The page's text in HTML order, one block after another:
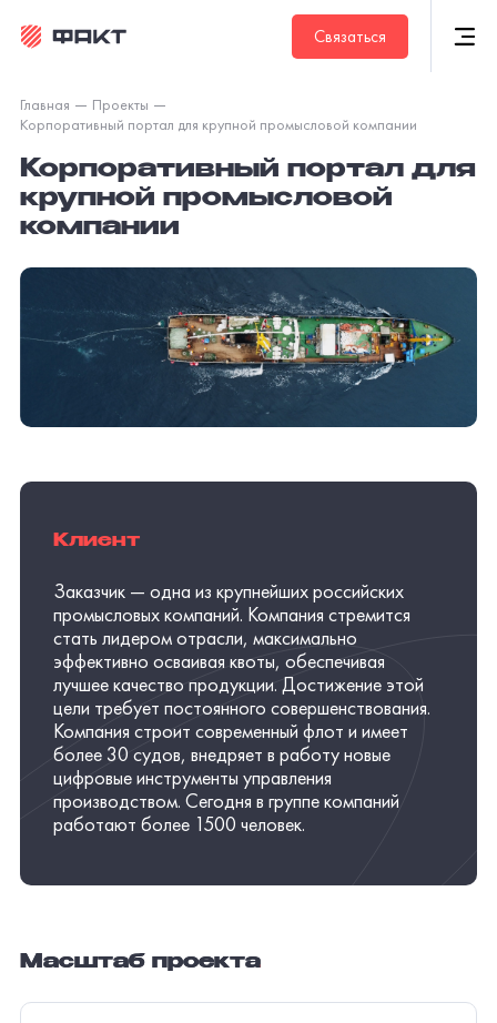
Связаться
Главная
Проекты
Корпоративный портал для крупной промысловой компании
Корпоративный портал для
крупной промысловой
компании
Клиент
Заказчик — одна из крупнейших российских
промысловых компаний. Компания стремится
стать лидером отрасли, максимально
эффективно осваивая квоты, обеспечивая
лучшее качество продукции. Достижение этой
цели требует постоянного совершенствования.
Компания строит современный флот и имеет
более 30 судов, внедряет в работу новые
цифровые инструменты управления
производством. Сегодня в группе компаний
работают более 1500 человек.
Масштаб проекта